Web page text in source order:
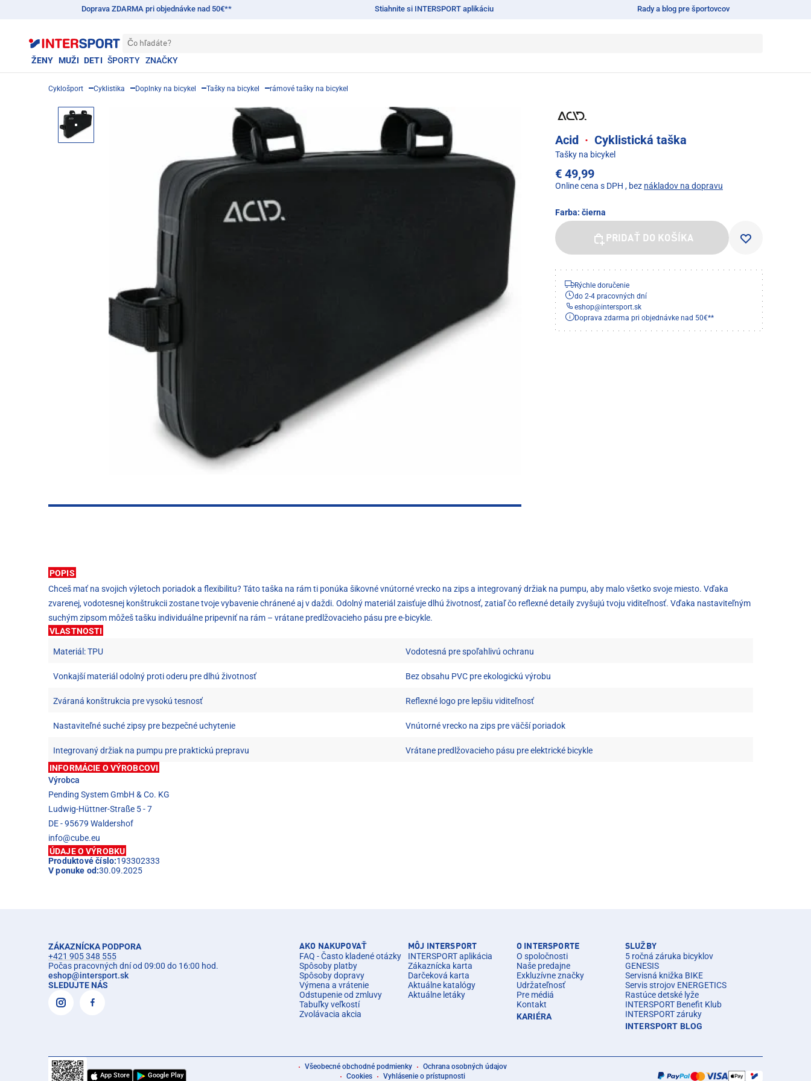
Doprava ZDARMA pri objednávke nad 50€** Stiahnite si INTERSPORT aplikáciu Rady a blog pre športovcov
Čo hľadáte?
ŽENY MUŽI DETI ŠPORTY ZNAČKY
Cyklošport Cyklistika Doplnky na bicykel Tašky na bicykel rámové tašky na bicykel
Acid · Cyklistická taška
Tašky na bicykel
€ 49,99
Online cena s DPH , bez nákladov na dopravu
Farba: čierna
PRIDAŤ DO KOŠÍKA
Rýchle doručenie
do 2-4 pracovných dní
eshop@intersport.sk
Doprava zdarma pri objednávke nad 50€**
POPIS
Chceš mať na svojich výletoch poriadok a flexibilitu? Táto taška na rám ti ponúka šikovné vnútorné vrecko na zips a integrovaný držiak na pumpu, aby malo všetko svoje miesto. Vďaka
zvarenej, vodotesnej konštrukcii zostane tvoje vybavenie chránené aj v daždi. Odolný materiál zaisťuje dlhú životnosť, zatiaľ čo reflexné detaily zvyšujú tvoju viditeľnosť. Vďaka nastaviteľným
suchým zipsom môžeš tašku individuálne pripevniť na rám – vrátane predlžovacieho pásu pre e-bicykle.
VLASTNOSTI
Materiál: TPU Vodotesná pre spoľahlivú ochranu
Vonkajší materiál odolný proti oderu pre dlhú životnosť Bez obsahu PVC pre ekologickú výrobu
Zváraná konštrukcia pre vysokú tesnosť Reflexné logo pre lepšiu viditeľnosť
Nastaviteľné suché zipsy pre bezpečné uchytenie Vnútorné vrecko na zips pre väčší poriadok
Integrovaný držiak na pumpu pre praktickú prepravu
Vrátane predlžovacieho pásu pre elektrické bicykle
INFORMÁCIE O VÝROBCOVI
Výrobca
Pending System GmbH & Co. KG
Ludwig-Hüttner-Straße 5 - 7
DE - 95679 Waldershof
info@cube.eu
ÚDAJE O VÝROBKU
Produktové číslo:193302333
V ponuke od:30.09.2025
ZÁKAZNÍCKA PODPORA
+421 905 348 555
Počas pracovných dní od 09:00 do 16:00 hod.
eshop@intersport.sk
SLEDUJTE NÁS
AKO NAKUPOVAŤ
FAQ - Často kladené otázky
Spôsoby platby
Spôsoby dopravy
Výmena a vrátenie
Odstupenie od zmluvy
Tabuľky veľkostí
Zvolávacia akcia
MÔJ INTERSPORT
INTERSPORT aplikácia
Zákaznícka karta
Darčeková karta
Aktuálne katalógy
Aktuálne letáky
O INTERSPORTE
O spoločnosti
Naše predajne
Exkluzívne značky
Udržateľnosť
Pre médiá
Kontakt
KARIÉRA
SLUŽBY
5 ročná záruka bicyklov
GENESIS
Servisná knižka BIKE
Servis strojov ENERGETICS
Rastúce detské lyže
INTERSPORT Benefit Klub
INTERSPORT záruky
INTERSPORT BLOG
App Store Google Play
Všeobecné obchodné podmienky
Ochrana osobných údajov
Cookies
Vyhlásenie o prístupnosti